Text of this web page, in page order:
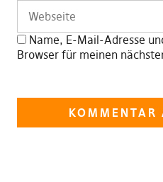
Name, E-Mail-Adresse
Browser für meinen